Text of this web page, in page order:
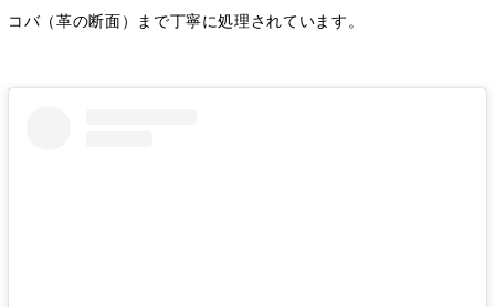
コバ（革の断面）まで丁寧に処理されています。